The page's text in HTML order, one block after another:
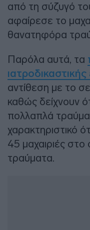
από τη σύζυγό
αφαίρεσε το
θανατηφόρα
Παρόλα αυτά, τα
αντίθεση με το
καθώς δείχνουν
πολλαπλά
χαρακτηριστικό
45 μαχαιριές
τραύματα.